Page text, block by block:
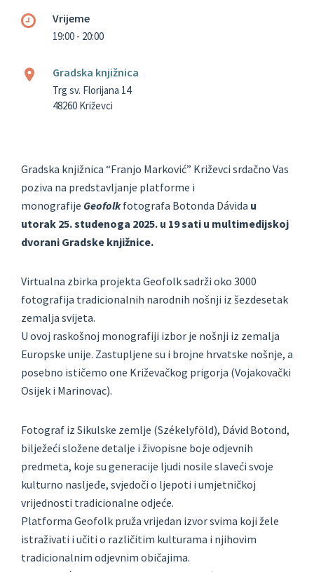
Vrijeme
19:00 - 20:00
Gradska knjižnica
Trg sv. Florijana 14
48260 Križevci
Gradska knjižnica “Franjo Marković” Križevci srdačno Vas
poziva na predstavljanje platforme i
monografije Geofolkfotografa Botonda Dávida u
utorak 25. studenoga 2025. u 19 sati u multimedijskoj
dvorani Gradske knjižnice.
Virtualna zbirka projekta Geofolk sadrži oko 3000
fotografija tradicionalnih narodnih nošnji iz šezdesetak
zemalja svijeta.
U ovoj raskošnoj monografiji izbor je nošnji iz zemalja
Europske unije. Zastupljene su i brojne hrvatske nošnje, a
posebno ističemo one Križevačkog prigorja (Vojakovački
Osijek i Marinovac).
Fotograf iz Sikulske zemlje (Székelyföld), Dávid Botond,
bilježeći složene detalje i živopisne boje odjevnih
predmeta, koje su generacije ljudi nosile slaveći svoje
kulturno nasljeđe, svjedoči o ljepoti i umjetničkoj
vrijednosti tradicionalne odjeće.
Platforma Geofolk pruža vrijedan izvor svima koji žele
istraživati i učiti o različitim kulturama i njihovim
tradicionalnim odjevnim običajima.